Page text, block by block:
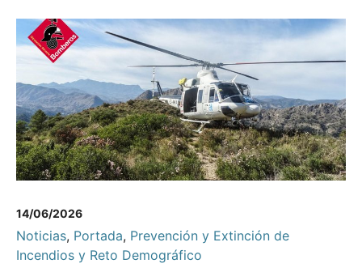
14/06/2026
Noticias, Portada, Prevención y Extinción de
Incendios y Reto Demográfico